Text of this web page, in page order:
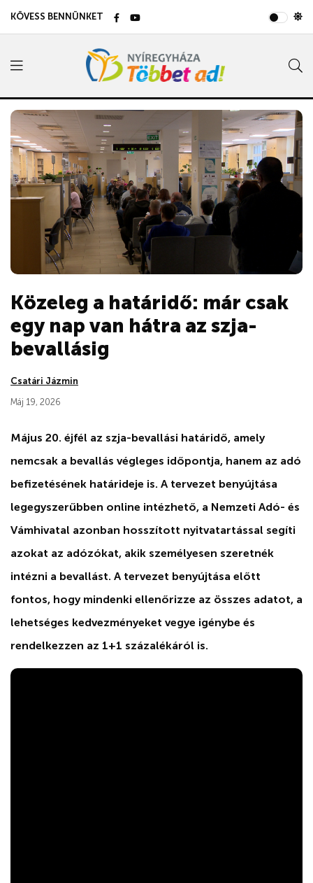
KÖVESS BENNÜNKET
Közeleg a határidő: már csak
egy nap van hátra az szja-
bevallásig
Csatári Jázmin
Máj 19, 2026
Május 20. éjfél az szja-bevallási határidő, amely
nemcsak a bevallás végleges időpontja, hanem az adó
befizetésének határideje is. A tervezet benyújtása
legegyszerűbben online intézhető, a Nemzeti Adó- és
Vámhivatal azonban hosszított nyitvatartással segíti
azokat az adózókat, akik személyesen szeretnék
intézni a bevallást. A tervezet benyújtása előtt
fontos, hogy mindenki ellenőrizze az összes adatot, a
lehetséges kedvezményeket vegye igénybe és
rendelkezzen az 1+1 százalékáról is.